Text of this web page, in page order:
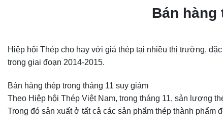
Bán hàng
Hiệp hội Thép cho hay với giá thép tại nhiều thị trường,
trong giai đoạn 2014-2015.
Bán hàng thép trong tháng 11 suy giảm
Theo Hiệp hội Thép Việt Nam, trong tháng 11, sản lượng
Trong đó sản xuất ở tất cả các sản phẩm thép thành